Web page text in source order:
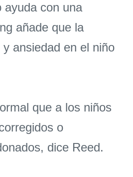
ayuda con una
añade que la
ansiedad en el niño
que a los niños
o
dice Reed.